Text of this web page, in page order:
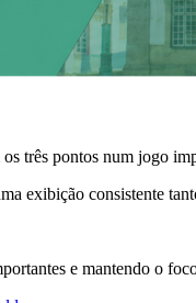
três pontos num jogo
exibição consistente
e mantendo o